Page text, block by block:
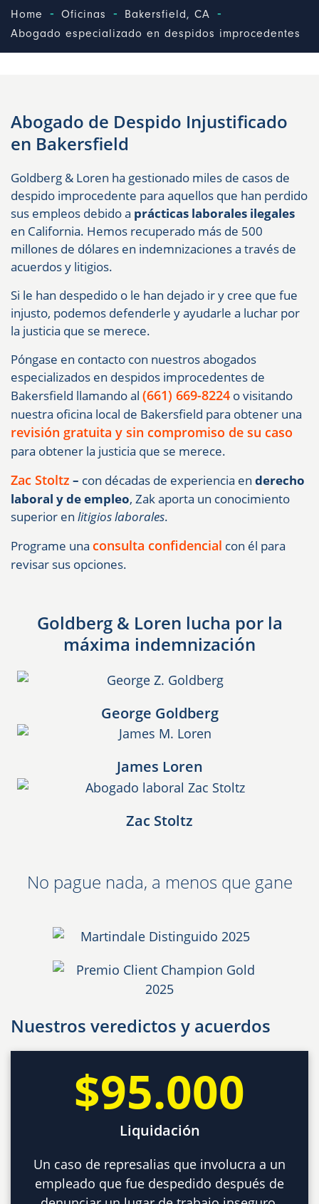
Home - Oficinas - Bakersfield, CA -
Abogado especializado en despidos improcedentes
Abogado de Despido Injustificado
en Bakersfield
Goldberg & Loren ha gestionado miles de casos de
despido improcedente para aquellos que han perdido
sus empleos debido a prácticas laborales ilegales
en California. Hemos recuperado más de 500
millones de dólares en indemnizaciones a través de
acuerdos y litigios.
Si le han despedido o le han dejado ir y cree que fue
injusto, podemos defenderle y ayudarle a luchar por
la justicia que se merece.
Póngase en contacto con nuestros abogados
especializados en despidos improcedentes de
Bakersfield llamando al (661) 669-8224 o visitando
nuestra oficina local de Bakersfield para obtener una
revisión gratuita y sin compromiso de su caso
para obtener la justicia que se merece.
Zac Stoltz – con décadas de experiencia en derecho
laboral y de empleo, Zak aporta un conocimiento
superior en litigios laborales.
Programe una consulta confidencial con él para
revisar sus opciones.
Goldberg & Loren lucha por la
máxima indemnización
George Goldberg
James Loren
Zac Stoltz
No pague nada, a menos que gane
Nuestros veredictos y acuerdos
$95.000
Liquidación
Un caso de represalias que involucra a un
empleado que fue despedido después de